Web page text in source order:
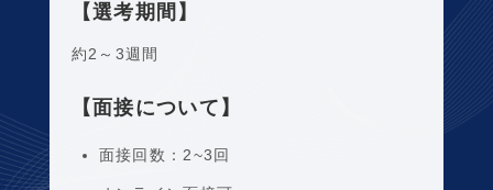
【選考期間】
約2～3週間
【面接について】
面接回数：2~3回